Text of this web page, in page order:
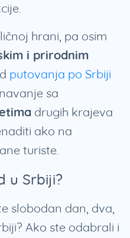
hrani, pa osim
i prirodnim
putovanja po Srbiji
sa
drugih krajeva
ako na
turiste.
u Srbiji?
slobodan dan, dva,
Ako ste odabrali i